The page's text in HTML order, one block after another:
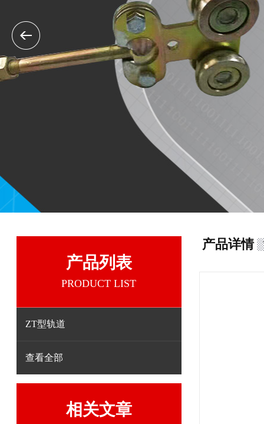
产品列表
PRODUCT LIST
ZT型轨道
查看全部
相关文章
产品详情